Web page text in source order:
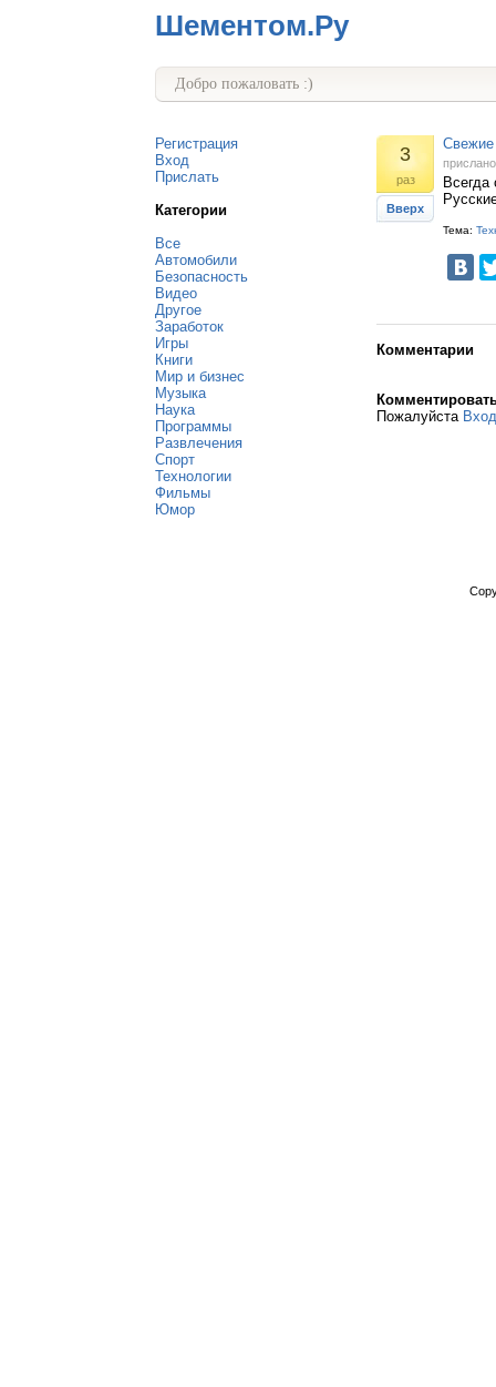
Шементом.Ру
Добро пожаловать :)
Регистрация
Вход
Прислать
Категории
Все
Автомобили
Безопасность
Видео
Другое
Заработок
Игры
Книги
Мир и бизнес
Музыка
Наука
Программы
Развлечения
Спорт
Технологии
Фильмы
Юмор
3
раз
Вверх
Cвежие
Тема:
Комментарии
Пожалуйста Вход